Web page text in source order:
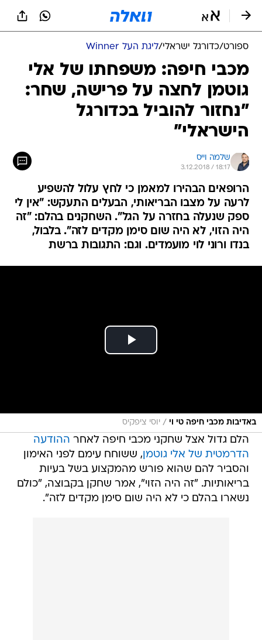
ספורט/כדורגל ישראלי/ליגת העל Winner
מכבי חיפה: משפחתו של אלי
גוטמן לחצה על פרישה, שחר:
"נחזור להוביל בכדורגל
הישראלי"
שלמה וייס
3.12.2018 / 18:17
הרופאים הבהירו למאמן כי לחץ עלול להשפיע
לרעה על מצבו הבריאותי, הבעלים התעקש: "אין לי
ספק שנעלה בחזרה על הגל". השחקנים בהלם: "זה
היה הזוי, לא היה שום סימן מקדים לזה". בלבול,
בנדו ורוני לוי מועמדים. וגם: התגובות ברשת
באדיבות מכבי חיפה טי וי / יוסי ציפקיס
הלם גדול אצל שחקני מכבי חיפה לאחר ההודעה
הדרמטית של אלי גוטמן, ששוחח עימם לפני האימון
והסביר להם שהוא פורש מהמקצוע בשל בעיות
בריאותיות. "זה היה הזוי", אמר שחקן בקבוצה, "כולם
נשארו בהלם כי לא היה שום סימן מקדים לזה".